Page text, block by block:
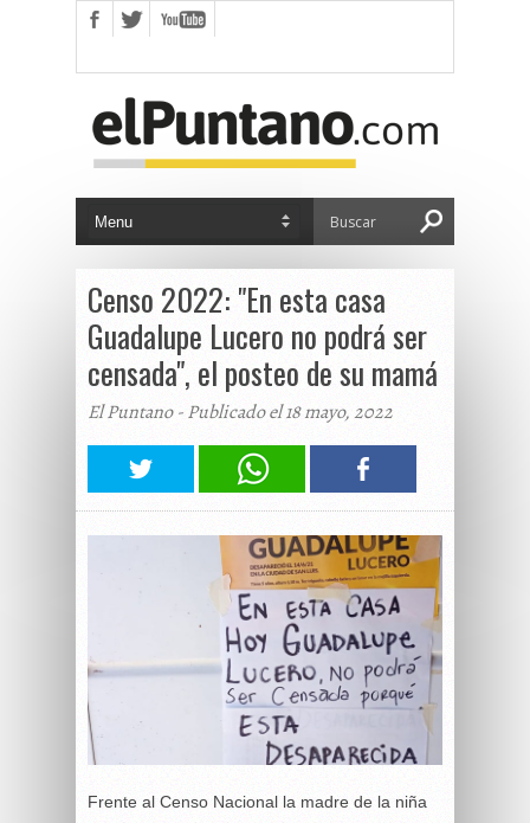
Censo 2022: "En esta casa
Guadalupe Lucero no podrá ser
censada", el posteo de su mamá
El Puntano - Publicado el 18 mayo, 2022
Frente al Censo Nacional la madre de la niña